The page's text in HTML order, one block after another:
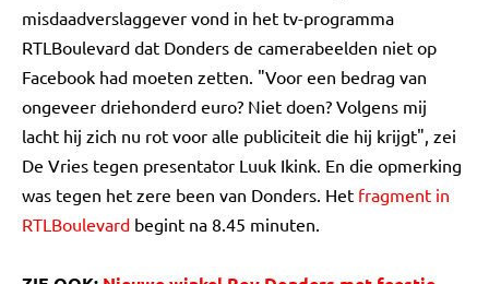
misdaadverslaggever vond in het tv-programma
RTLBoulevard dat Donders de camerabeelden niet op
Facebook had moeten zetten. "Voor een bedrag van
ongeveer driehonderd euro? Niet doen? Volgens mij
lacht hij zich nu rot voor alle publiciteit die hij krijgt", zei
De Vries tegen presentator Luuk Ikink. En die opmerking
was tegen het zere been van Donders. Het fragment in
RTLBoulevard begint na 8.45 minuten.